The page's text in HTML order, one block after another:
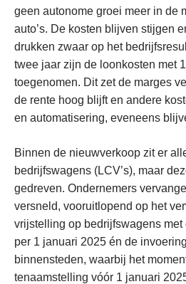
geen autonome groei meer in de
auto’s. De kosten blijven stijgen
drukken zwaar op het
twee jaar zijn de loonkosten met
toegenomen. Dit zet de marges
de rente hoog blijft en andere
en automatisering, eveneens
Binnen de nieuwverkoop zit er
bedrijfswagens (LCV’s), maar
gedreven. Ondernemers
versneld, vooruitlopend op het
vrijstelling op bedrijfswagens
per 1 januari 2025 én de
binnensteden, waarbij het
tenaamstelling vóór 1 januari